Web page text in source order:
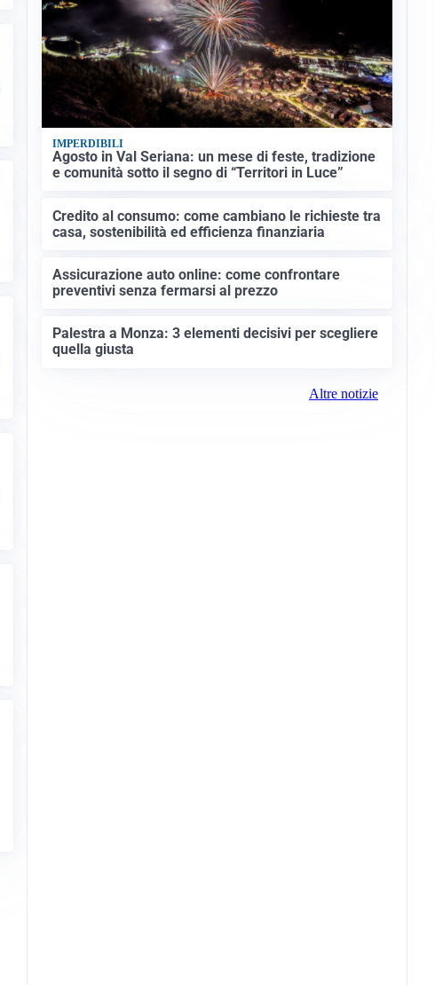
IMPERDIBILI
Agosto in Val Seriana: un mese di feste, tradizione
e comunità sotto il segno di “Territori in Luce”
Credito al consumo: come cambiano le richieste tra
casa, sostenibilità ed efficienza finanziaria
Assicurazione auto online: come confrontare
preventivi senza fermarsi al prezzo
Palestra a Monza: 3 elementi decisivi per scegliere
quella giusta
Altre notizie